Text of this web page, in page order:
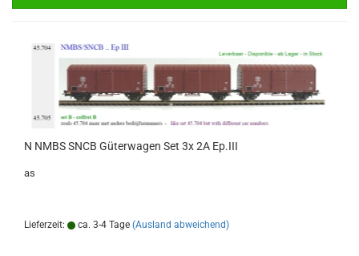
N NMBS SNCB Güterwagen Set 3x 2A Ep.III
as
Lieferzeit: ca. 3-4 Tage (Ausland abweichend)